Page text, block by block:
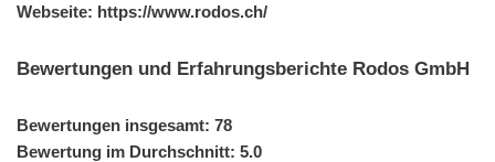
Webseite: https://www.rodos.ch/
Bewertungen und Erfahrungsberichte Rodos GmbH
Bewertungen insgesamt: 78
Bewertung im Durchschnitt: 5.0